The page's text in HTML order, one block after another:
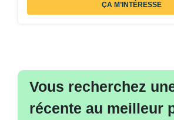
ÇA M’INTÉRESSE
Vous recherchez
récente au meilleur